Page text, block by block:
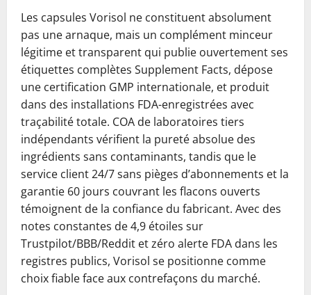
Les capsules Vorisol ne constituent absolument
pas une arnaque, mais un complément minceur
légitime et transparent qui publie ouvertement ses
étiquettes complètes Supplement Facts, dépose
une certification GMP internationale, et produit
dans des installations FDA-enregistrées avec
traçabilité totale. COA de laboratoires tiers
indépendants vérifient la pureté absolue des
ingrédients sans contaminants, tandis que le
service client 24/7 sans pièges d’abonnements et la
garantie 60 jours couvrant les flacons ouverts
témoignent de la confiance du fabricant. Avec des
notes constantes de 4,9 étoiles sur
Trustpilot/BBB/Reddit et zéro alerte FDA dans les
registres publics, Vorisol se positionne comme
choix fiable face aux contrefaçons du marché.